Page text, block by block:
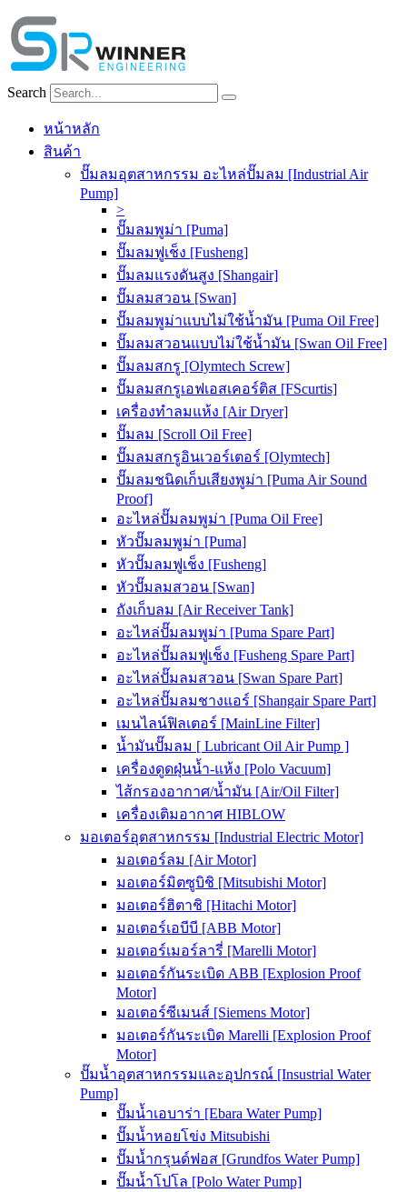
Skip
to
content
Search
หน้าหลัก
สินค้า
ปั๊มลมอุตสาหกรรม อะไหล่ปั๊มลม [Industrial Air
Pump]
>
ปั๊มลมพูม่า [Puma]
ปั๊มลมฟูเช็ง [Fusheng]
ปั๊มลมแรงดันสูง [Shangair]
ปั๊มลมสวอน [Swan]
ปั๊มลมพูม่าแบบไม่ใช้น้ำมัน [Puma Oil Free]
ปั๊มลมสวอนแบบไม่ใช้น้ำมัน [Swan Oil Free]
ปั๊มลมสกรู [Olymtech Screw]
ปั๊มลมสกรูเอฟเอสเคอร์ติส [FScurtis]
เครื่องทำลมแห้ง [Air Dryer]
ปั๊มลม [Scroll Oil Free]
ปั๊มลมสกรูอินเวอร์เตอร์ [Olymtech]
ปั๊มลมชนิดเก็บเสียงพูม่า [Puma Air Sound
Proof]
อะไหล่ปั๊มลมพูม่า [Puma Oil Free]
หัวปั๊มลมพูม่า [Puma]
หัวปั๊มลมฟูเช็ง [Fusheng]
หัวปั๊มลมสวอน [Swan]
ถังเก็บลม [Air Receiver Tank]
อะไหล่ปั๊มลมพูม่า [Puma Spare Part]
อะไหล่ปั๊มลมฟูเช็ง [Fusheng Spare Part]
อะไหล่ปั๊มลมสวอน [Swan Spare Part]
อะไหล่ปั๊มลมชางแอร์ [Shangair Spare Part]
เมนไลน์ฟิลเตอร์ [MainLine Filter]
น้ำมันปั๊มลม [ Lubricant Oil Air Pump ]
เครื่องดูดฝุ่นน้ำ-แห้ง [Polo Vacuum]
ไส้กรองอากาศ/น้ำมัน [Air/Oil Filter]
เครื่องเติมอากาศ HIBLOW
มอเตอร์อุตสาหกรรม [Industrial Electric Motor]
มอเตอร์ลม [Air Motor]
มอเตอร์มิตซูบิชิ [Mitsubishi Motor]
มอเตอร์ฮิตาชิ [Hitachi Motor]
มอเตอร์เอบีบี [ABB Motor]
มอเตอร์เมอร์ลารี่ [Marelli Motor]
มอเตอร์กันระเบิด ABB [Explosion Proof
Motor]
มอเตอร์ซีเมนส์ [Siemens Motor]
มอเตอร์กันระเบิด Marelli [Explosion Proof
Motor]
ปั๊มน้ำอุตสาหกรรมและอุปกรณ์ [Insustrial Water
Pump]
ปั๊มน้ำเอบาร่า [Ebara Water Pump]
ปั๊มน้ำหอยโข่ง Mitsubishi
ปั๊มน้ำกรุนด์ฟอส [Grundfos Water Pump]
ปั๊มน้ำโปโล [Polo Water Pump]